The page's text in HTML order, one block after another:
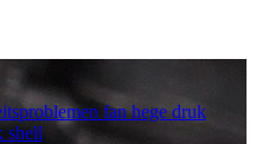
fan hege druk
shell